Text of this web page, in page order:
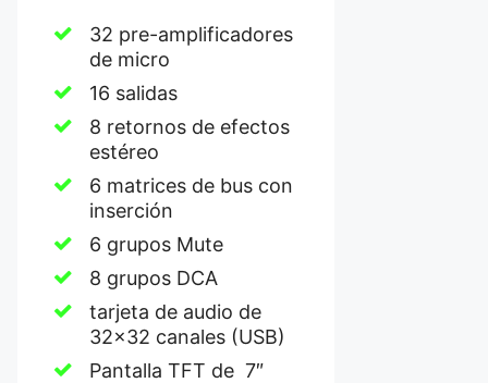
32 pre-amplificadores
de micro
16 salidas
8 retornos de efectos
estéreo
6 matrices de bus con
inserción
6 grupos Mute
8 grupos DCA
tarjeta de audio de
32×32 canales (USB)
Pantalla TFT de 7″